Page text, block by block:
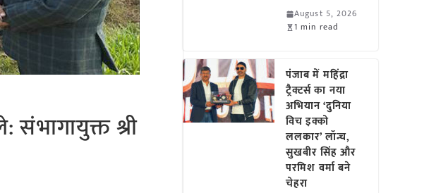
संभागायुक्त श्री
August 5, 2026
1 min read
पंजाब में महिंद्रा
ट्रैक्टर्स का नया
अभियान ‘दुनिया
विच इक्को
ललकार’ लॉन्च,
सुखबीर सिंह और
परमिश वर्मा बने
चेहरा